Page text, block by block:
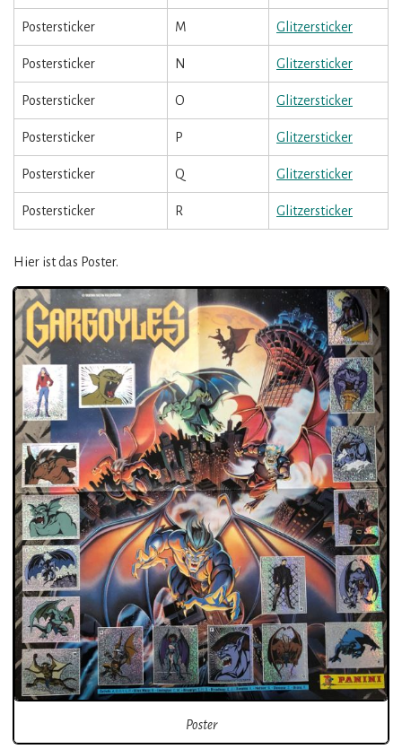
Postersticker M Glitzersticker
Postersticker N Glitzersticker
Postersticker O Glitzersticker
Postersticker P Glitzersticker
Postersticker Q Glitzersticker
Postersticker R Glitzersticker
Hier ist das Poster.
Poster